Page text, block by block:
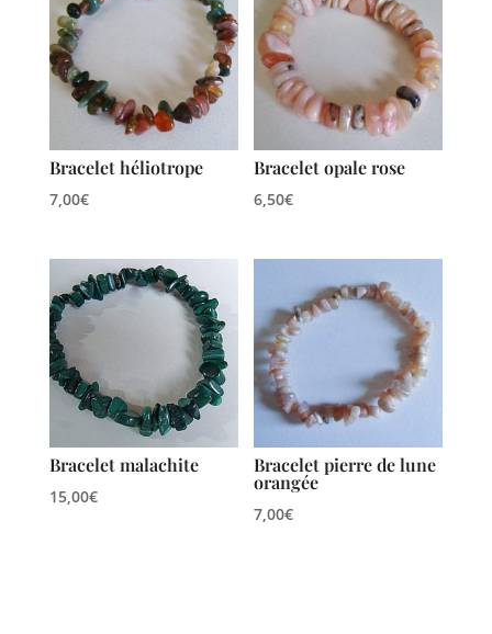
Bracelet héliotrope
7,00€
Bracelet opale rose
6,50€
Bracelet malachite
15,00€
Bracelet pierre de lune
orangée
7,00€